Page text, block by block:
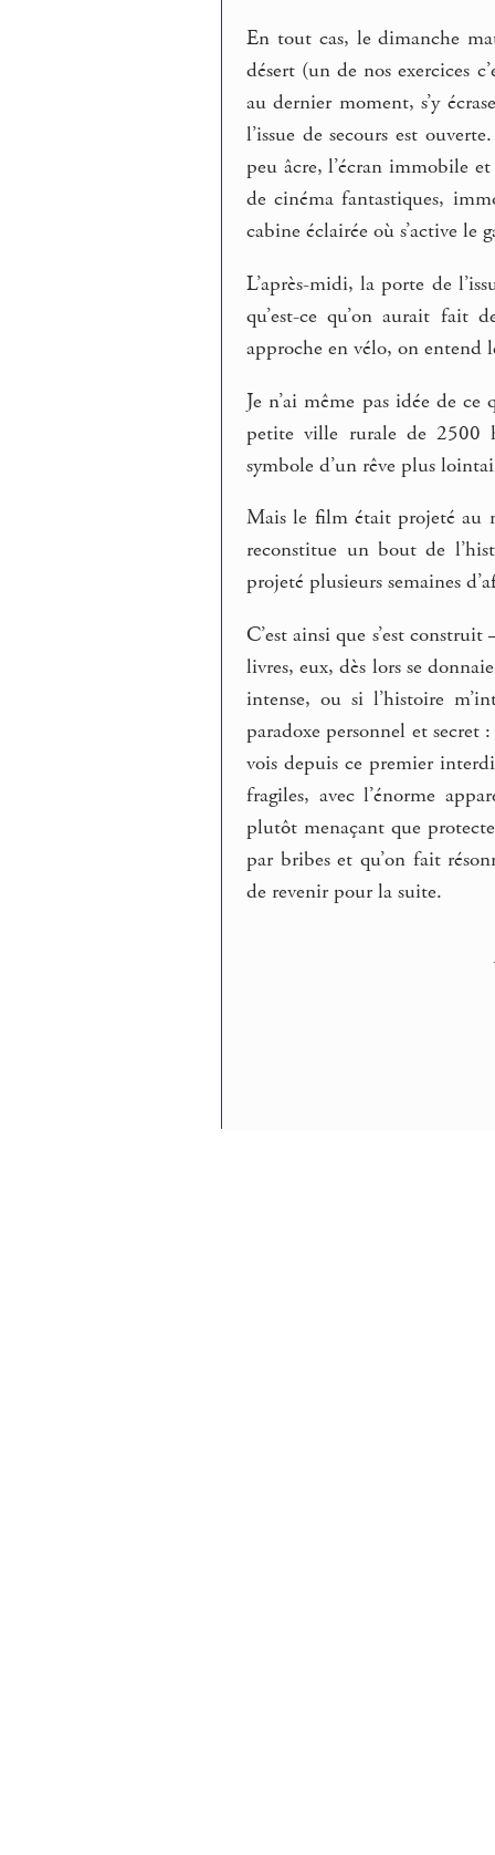
En tout cas, le dimanche
désert (un de nos exercices
au dernier moment, s’y
l’issue de secours est
peu âcre, l’écran immobile
de cinéma fantastiques,
cabine éclairée où s’active le
L’après-midi, la porte de
qu’est-ce qu’on aurait fait
approche en vélo, on entend
Je n’ai même pas idée de
petite ville rurale de 2500
symbole d’un rêve plus
Mais le film était projeté au
reconstitue un bout de
projeté plusieurs semaines
C’est ainsi que s’est
livres, eux, dès lors se
intense, ou si l’histoire
paradoxe personnel et
vois depuis ce premier
fragiles, avec l’énorme
plutôt menaçant que
par bribes et qu’on fait
de revenir pour la suite.